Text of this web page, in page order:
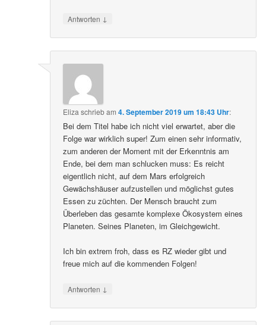
Antworten ↓
Eliza schriebam4. September 2019 um 18:43 Uhr:
Bei dem Titel habe ich nicht viel erwartet, aber die
Folge war wirklich super! Zum einen sehr informativ,
zum anderen der Moment mit der Erkenntnis am
Ende, bei dem man schlucken muss: Es reicht
eigentlich nicht, auf dem Mars erfolgreich
Gewächshäuser aufzustellen und möglichst gutes
Essen zu züchten. Der Mensch braucht zum
Überleben das gesamte komplexe Ökosystem eines
Planeten. Seines Planeten, im Gleichgewicht.
Ich bin extrem froh, dass es RZ wieder gibt und
freue mich auf die kommenden Folgen!
Antworten ↓